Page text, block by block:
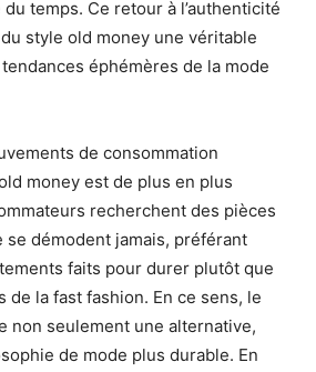
temps. Ce retour à l’authenticité
style old money une véritable
éphémères de la mode
de consommation
money est de plus en plus
recherchent des pièces
démodent jamais, préférant
faits pour durer plutôt que
de la fast fashion. En ce sens, le
non seulement une alternative,
de mode plus durable. En